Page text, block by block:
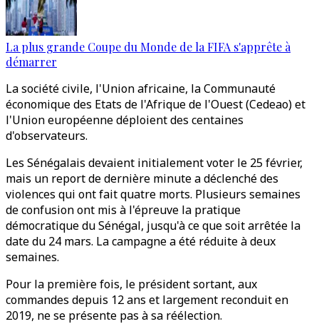
La plus grande Coupe du Monde de la FIFA s'apprête à
démarrer
La société civile, l'Union africaine, la Communauté
économique des Etats de l'Afrique de l'Ouest (Cedeao) et
l'Union européenne déploient des centaines
d'observateurs.
Les Sénégalais devaient initialement voter le 25 février,
mais un report de dernière minute a déclenché des
violences qui ont fait quatre morts. Plusieurs semaines
de confusion ont mis à l'épreuve la pratique
démocratique du Sénégal, jusqu'à ce que soit arrêtée la
date du 24 mars. La campagne a été réduite à deux
semaines.
Pour la première fois, le président sortant, aux
commandes depuis 12 ans et largement reconduit en
2019, ne se présente pas à sa réélection.